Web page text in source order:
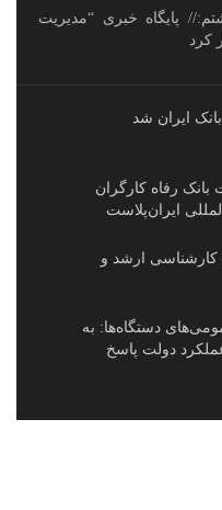
پایگاه خبری “مدیریت
کرد
ایران شد
رفاه کارگران
ایران‌پلاست
کارشناسی ارشد و
دستگاه‌ها: به
عملکرد دولت پاسخ